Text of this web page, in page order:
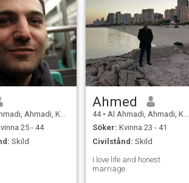
Ahmadi, Kuwait
25 - 44
Skild
Ahmed
44 • Al Ahmadi, Ahmadi, Kuwait
Söker: Kvinna 23 - 41
Civilstånd: Skild
I love life and honest
marriage.